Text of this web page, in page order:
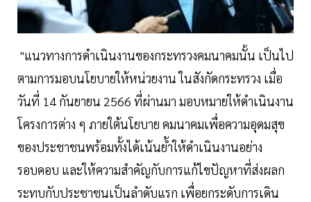
"แนวทางการดำเนินงานของกระทรวงคมนาคมนั้น เป็นไป
ตามการมอบนโยบายให้หน่วยงาน ในสังกัดกระทรวง เมื่อ
วันที่ 14 กันยายน 2566 ที่ผ่านมา มอบหมายให้ดำเนินงาน
โครงการต่าง ๆ ภายใต้นโยบาย คมนาคมเพื่อความอุดมสุข
ของประชาชนพร้อมทั้งได้เน้นย้ำให้ดำเนินงานอย่าง
รอบคอบ และให้ความสำคัญกับการแก้ไขปัญหาที่ส่งผลก
ระทบกับประชาชนเป็นลำดับแรก เพื่อยกระดับการเดิน